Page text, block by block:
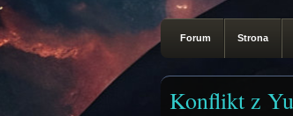
Forum Strona
Konflikt z